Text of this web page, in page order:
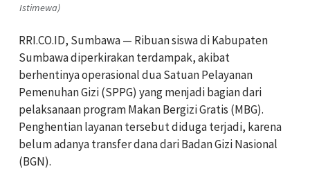
Istimewa)
RRI.CO.ID, Sumbawa — Ribuan siswa di Kabupaten
Sumbawa diperkirakan terdampak, akibat
berhentinya operasional dua Satuan Pelayanan
Pemenuhan Gizi (SPPG) yang menjadi bagian dari
pelaksanaan program Makan Bergizi Gratis (MBG).
Penghentian layanan tersebut diduga terjadi, karena
belum adanya transfer dana dari Badan Gizi Nasional
(BGN).